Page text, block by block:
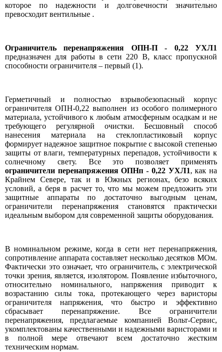
которое по надежности и долговечности значительно
превосходит вентильные .
Ограничитель перенапряжения ОПН-П - 0,22 УХЛ1
предназначен для работы в сети 220 В, класс пропускной
способности ограничителя – первый (1).
Герметичный и полностью взрывобезопасный корпус
ограничителя ОПН-0,22 выполнен из особого полимерного
материала, устойчивого к любым атмосферным осадкам и не
требующего регулярной очистки. Бесшовный способ
нанесения материала на стеклопластиковый корпус
формирует надежное защитное покрытие с высокой степенью
защиты от влаги, температурных перепадов, устойчивости к
солнечному свету. Все это позволяет применять
ограничители перенапряжения ОПНп - 0,22 УХЛ1, как на
Крайнем Севере, так и в Южных регионах, безо всяких
условий, а беря в расчет то, что мы можем предложить эти
защитные аппараты по достаточно выгодным ценам,
ограничители перенапряжения становятся практически
идеальным выбором для современной защиты оборудования.
В номинальном режиме, когда в сети нет перенапряжения,
сопротивление аппарата составляет несколько десятков МОм.
Фактически это означает, что ограничитель, с электрической
точки зрения, является, изолятором. Появление избыточного,
относительно номинального, напряжения приводит к
возрастанию силы тока, протекающего через варисторы
ограничителя напряжения, что быстро и эффективно
сбрасывает перенапряжение. Все ограничители
перенапряжения, предлагаемые компанией Вольт-Сервис,
укомплектованы качественными и надежными варисторами и
в полной мере отвечают всем достаточно жестким
техническим нормам.